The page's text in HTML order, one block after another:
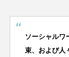
ソーシャルワ
束、および人